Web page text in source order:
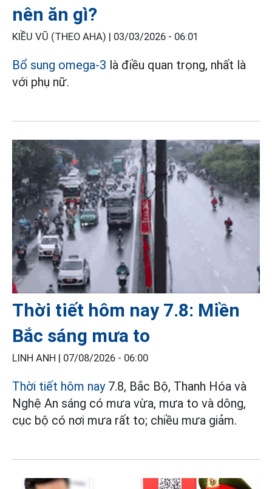
nên ăn gì?
KIỀU VŨ (THEO AHA) | 03/03/2026 - 06:01
Bổ sung omega-3 là điều quan trọng, nhất là
với phụ nữ.
Thời tiết hôm nay 7.8: Miền
Bắc sáng mưa to
LINH ANH | 07/08/2026 - 06:00
Thời tiết hôm nay7.8, Bắc Bộ, Thanh Hóa và
Nghệ An sáng có mưa vừa, mưa to và dông,
cục bộ có nơi mưa rất to; chiều mưa giảm.